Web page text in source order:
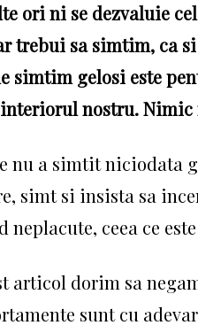
ori ni se dezvaluie
trebui sa simtim, ca
simtim gelosi este
nostru. Nimic
nu a simtit niciodata
simt si insista sa
neplacute, ceea ce
articol dorim sa
sunt cu